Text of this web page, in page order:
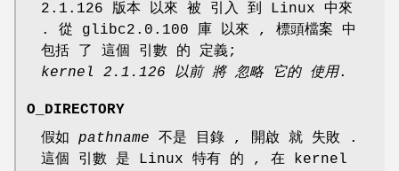
2.1.126 版本 以來 被 引入 到 Linux 中來
. 從 glibc2.0.100 庫 以來 , 標頭檔案 中
包括 了 這個 引數 的 定義;
kernel 2.1.126 以前 將 忽略 它的 使用.
O_DIRECTORY
假如 pathname 不是 目錄 , 開啟 就 失敗 .
這個 引數 是 Linux 特有 的 , 在 kernel